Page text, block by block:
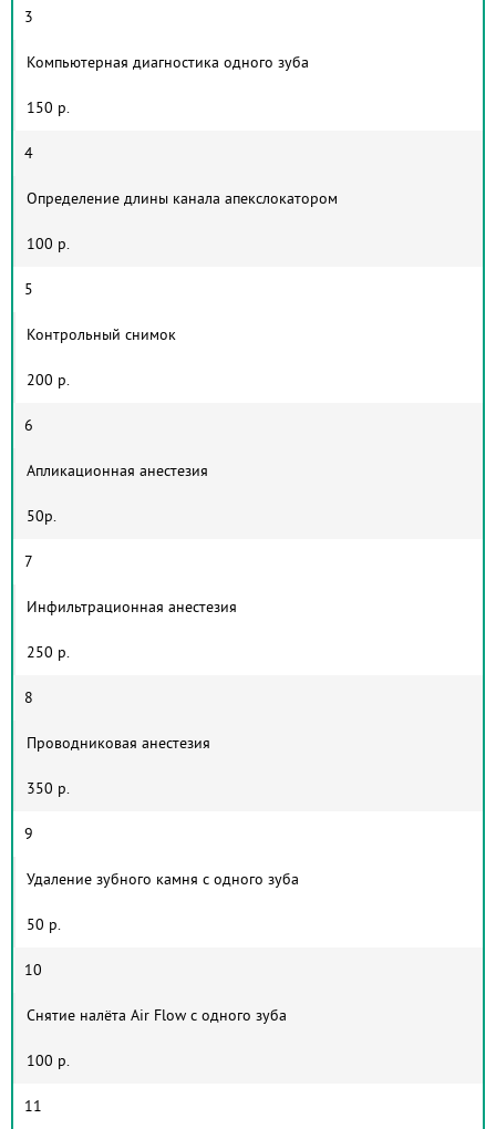
3
Компьютерная диагностика одного зуба
150 р.
4
Определение длины канала апекслокатором
100 р.
5
Контрольный снимок
200 р.
6
Апликационная анестезия
50р.
7
Инфильтрационная анестезия
250 р.
8
Проводниковая анестезия
350 р.
9
Удаление зубного камня с одного зуба
50 р.
10
Снятие налёта Air Flow с одного зуба
100 р.
11